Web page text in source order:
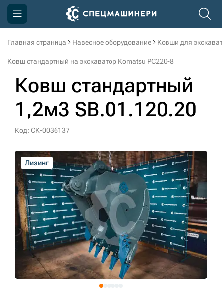
Главная страница Навесное оборудование Ковши для
Ковш стандартный на экскаватор Komatsu PC220-8
Ковш стандартный
1,2м3 SB.01.120.20
Код: СК-0036137
Лизинг
Лизинг
Лизинг
Лизинг
Лизинг
Лизинг
Компания
Доставка и оплата
Информация
Контакты
3D тур по производству
3D тур по складам
sksale@skdst.ru
+7 (499) 394-50-93